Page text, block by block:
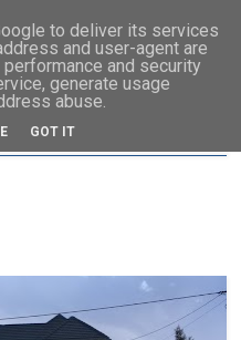
to deliver its services
and user-agent are
and security
generate usage
abuse.
GOT IT